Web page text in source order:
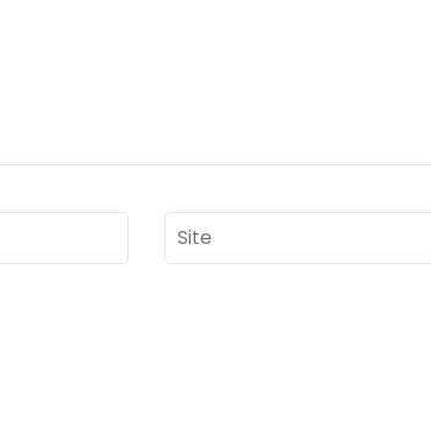
Site